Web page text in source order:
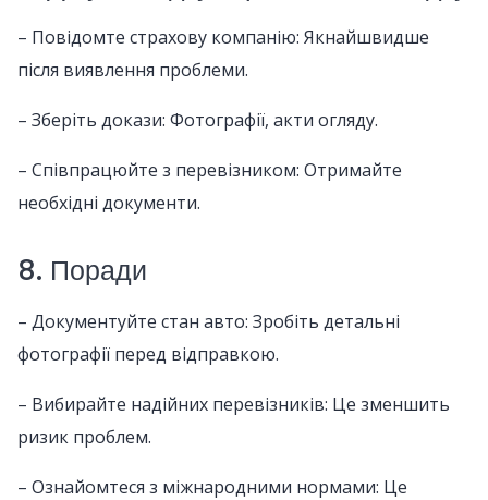
– Повідомте страхову компанію: Якнайшвидше
після виявлення проблеми.
– Зберіть докази: Фотографії, акти огляду.
– Співпрацюйте з перевізником: Отримайте
необхідні документи.
8. Поради
– Документуйте стан авто: Зробіть детальні
фотографії перед відправкою.
– Вибирайте надійних перевізників: Це зменшить
ризик проблем.
– Ознайомтеся з міжнародними нормами: Це